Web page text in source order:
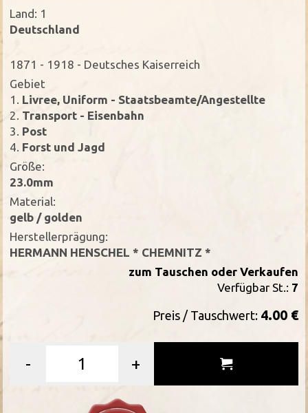
Land: 1
Deutschland
1871 - 1918 - Deutsches Kaiserreich
Gebiet
1. Livree, Uniform - Staatsbeamte/Angestellte
2. Transport - Eisenbahn
3. Post
4. Forst und Jagd
Größe:
23.0mm
Material:
gelb / golden
Herstellerprägung:
HERMANN HENSCHEL * CHEMNITZ *
zum Tauschen oder Verkaufen
Verfügbar St.: 7
Preis / Tauschwert: 4.00 €
- +